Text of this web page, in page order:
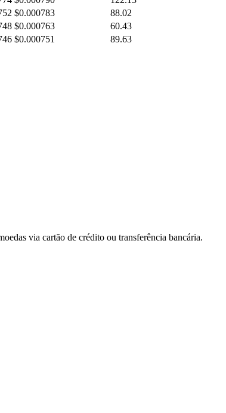
$0.000783
88.02
$0.000763
60.43
$0.000751 89.63
via cartão de crédito ou transferência bancária.